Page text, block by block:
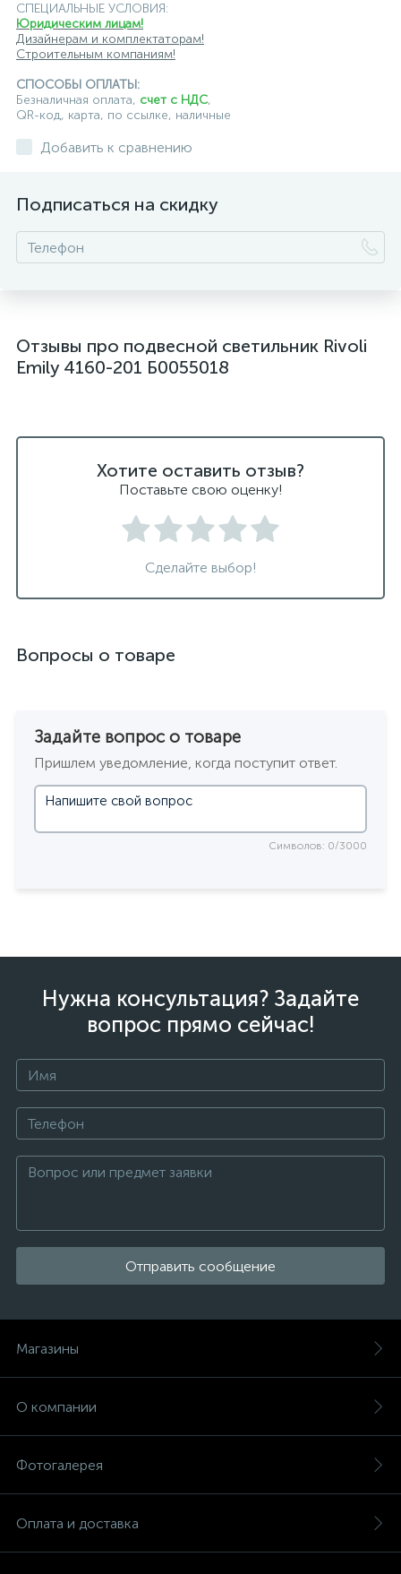
подвесные светильники для лестниц
подвесные светильники над столом
подвесные светлильники LED
подвесные черные светодиодные светильники
светильники дизайнерские из Италии
светильники подвесные белые
светодиодные светильники для ванной комнаты
СПЕЦИАЛЬНЫЕ УСЛОВИЯ:
Юридическим лицам!
Дизайнерам и комплектаторам!
Строительным компаниям!
СПОСОБЫ ОПЛАТЫ:
Безналичная оплата, счет с НДС,
QR-код, карта, по ссылке, наличные
Добавить к сравнению
Подписаться на скидку
Отзывы про подвесной светильник Rivoli
Emily 4160-201 Б0055018
Хотите оставить отзыв?
Поставьте свою оценку!
Сделайте выбор!
Вопросы о товаре
Задайте вопрос о товаре
Пришлем уведомление, когда поступит ответ.
Символов: 0/3000
Нужна консультация? Задайте
вопрос прямо сейчас!
Отправить сообщение
Магазины
О компании
Фотогалерея
Оплата и доставка